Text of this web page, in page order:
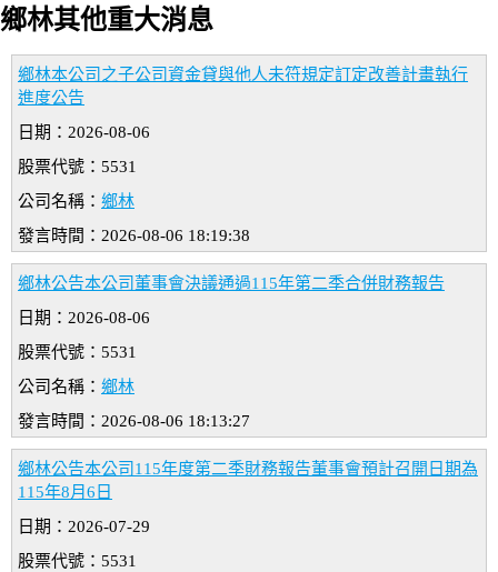
鄉林其他重大消息
鄉林本公司之子公司資金貸與他人未符規定訂定改善計畫執行
進度公告
日期：2026-08-06
股票代號：5531
公司名稱： 鄉林
發言時間：2026-08-06 18:19:38
鄉林公告本公司董事會決議通過115年第二季合併財務報告
日期：2026-08-06
股票代號：5531
公司名稱： 鄉林
發言時間：2026-08-06 18:13:27
鄉林公告本公司115年度第二季財務報告董事會預計召開日期為
115年8月6日
日期：2026-07-29
股票代號：5531